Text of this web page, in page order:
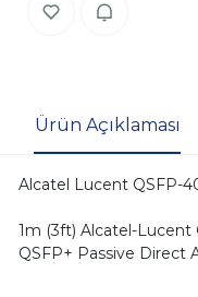
Ürün Açıklaması
Alcatel Lucent QSFP-
1m (3ft) Alcatel-Lucent
QSFP+ Passive Direct